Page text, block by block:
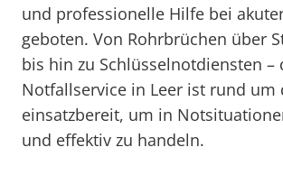
und professionelle Hilfe bei
geboten. Von Rohrbrüchen über
bis hin zu Schlüsselnotdiensten –
Notfallservice in Leer ist rund um
einsatzbereit, um in
und effektiv zu handeln.